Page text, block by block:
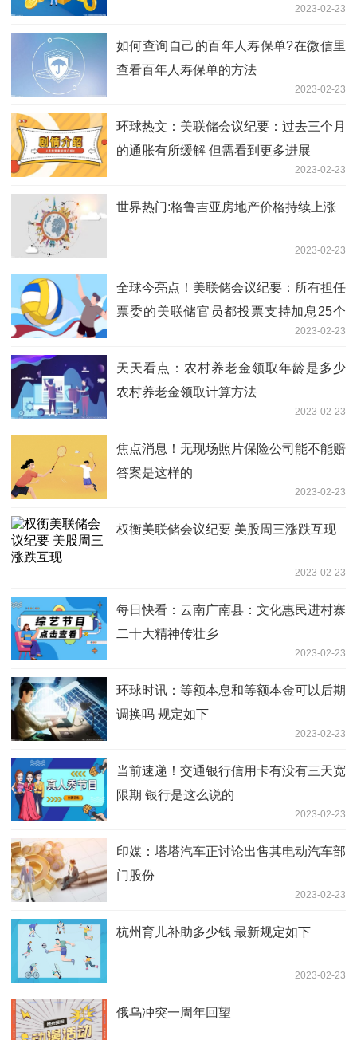
2023-02-23
如何查询​自己的百年人寿保单?在微信里
查看百年人寿保单的方法
2023-02-23
环球热文：美联储会议纪要：过去三个月
的通胀有所缓解 但需看到更多进展
2023-02-23
世界热门:格鲁吉亚房地产价格持续上涨
2023-02-23
全球今亮点！美联储会议纪要：所有担任
票委的美联储官员都投票支持加息25个
2023-02-23
天天看点：农村养老金领取年龄是多少
农村养老金领取计算方法
2023-02-23
焦点消息！无现场照片保险公司能不能赔
答案是这样的
2023-02-23
权衡美联储会议纪要 美股周三涨跌互现
2023-02-23
每日快看：云南广南县：文化惠民进村寨
二十大精神传壮乡
2023-02-23
环球时讯：等额本息和等额本金可以后期
调换吗 规定如下
2023-02-23
当前速递！交通银行信用卡有没有三天宽
限期 银行是这么说的
2023-02-23
印媒：塔塔汽车正讨论出售其电动汽车部
门股份
2023-02-23
杭州育儿补助多少钱 最新规定如下
2023-02-23
俄乌冲突一周年回望